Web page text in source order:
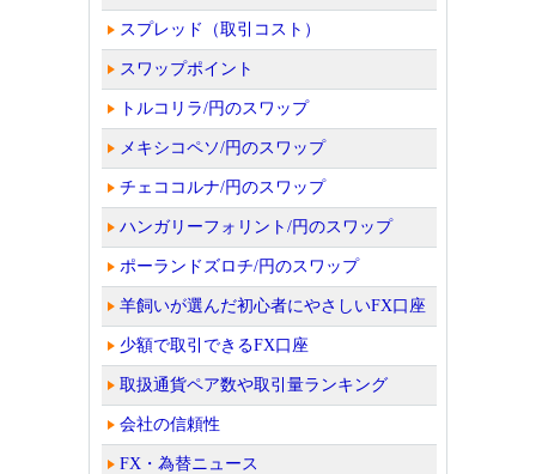
スプレッド（取引コスト）
スワップポイント
トルコリラ/円のスワップ
メキシコペソ/円のスワップ
チェココルナ/円のスワップ
ハンガリーフォリント/円のスワップ
ポーランドズロチ/円のスワップ
羊飼いが選んだ初心者にやさしいFX口座
少額で取引できるFX口座
取扱通貨ペア数や取引量ランキング
会社の信頼性
FX・為替ニュース